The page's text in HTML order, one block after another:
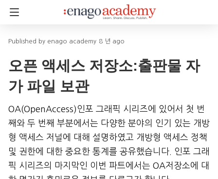
enago academy 8 년 ago
오픈 액세스 저장소:출판물 자
가 파일 보관
OA(OpenAccess)인포 그래픽 시리즈에 있어서 첫 번
째와 두 번째 부분에서는 다양한 분야의 인기 있는 개방
형 액세스 저널에 대해 설명하였고 개방형 액세스 정책
및 권한에 대한 중요한 통계를 공유했습니다. 인포 그래
픽 시리즈의 마지막인 이번 파트에서는 OA저장소에 대